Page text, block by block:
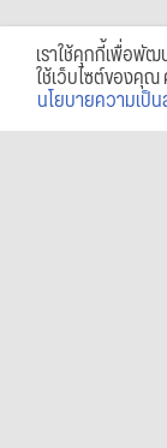
เราใช้คุกกี้เพื่อพั
ใช้เว็บไซต์ของคุ
นโยบายความเป็